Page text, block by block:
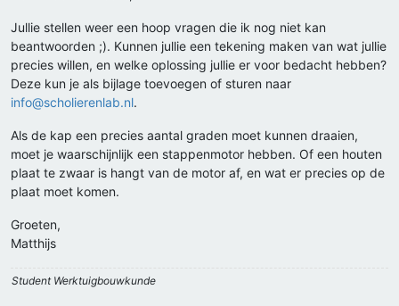
Jullie stellen weer een hoop vragen die ik nog niet kan
beantwoorden ;). Kunnen jullie een tekening maken van wat jullie
precies willen, en welke oplossing jullie er voor bedacht hebben?
Deze kun je als bijlage toevoegen of sturen naar
info@scholierenlab.nl.
Als de kap een precies aantal graden moet kunnen draaien,
moet je waarschijnlijk een stappenmotor hebben. Of een houten
plaat te zwaar is hangt van de motor af, en wat er precies op de
plaat moet komen.
Groeten,
Matthijs
Student Werktuigbouwkunde